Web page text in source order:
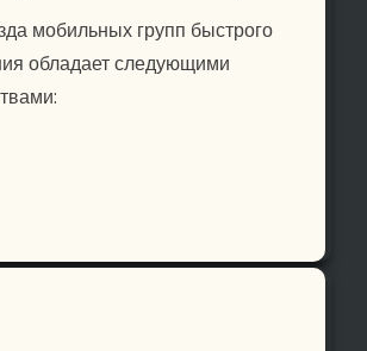
мобильных групп быстрого
обладает следующими